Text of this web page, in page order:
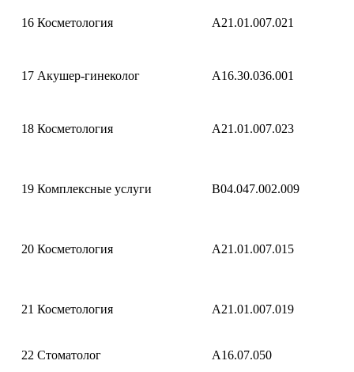
16 Косметология A21.01.007.021
17 Акушер-гинеколог A16.30.036.001
18 Косметология А21.01.007.023
19 Комплексные услуги B04.047.002.009
20 Косметология A21.01.007.015
21 Косметология A21.01.007.019
22 Стоматолог A16.07.050